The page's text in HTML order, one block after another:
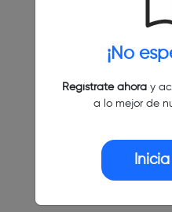
¡No
Regístrate ahoray
a lo mejor de